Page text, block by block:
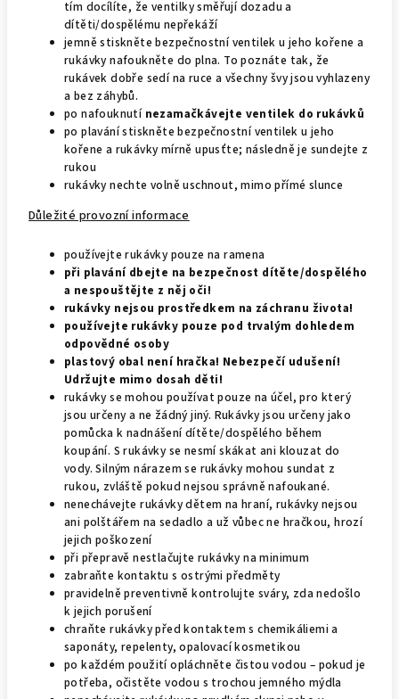
tím docílíte, že ventilky směřují dozadu a
dítěti/dospělému nepřekáží
jemně stiskněte bezpečnostní ventilek u jeho kořene a
rukávky nafoukněte do plna. To poznáte tak, že
rukávek dobře sedí na ruce a všechny švy jsou vyhlazeny
a bez záhybů.
po nafouknutínezamačkávejte ventilek do rukávků
po plavání stiskněte bezpečnostní ventilek u jeho
kořene a rukávky mírně upusťte; následně je sundejte z
rukou
rukávky nechte volně uschnout, mimo přímé slunce
Důležité provozní informace
používejte rukávky pouze na ramena
při plavání dbejte na bezpečnost dítěte/dospělého
a nespouštějte z něj oči!
rukávky nejsou prostředkem na záchranu života!
používejte rukávky pouze pod trvalým dohledem
odpovědné osoby
plastový obal není hračka! Nebezpečí udušení!
Udržujte mimo dosah děti!
rukávky se mohou používat pouze na účel, pro který
jsou určeny a ne žádný jiný. Rukávky jsou určeny jako
pomůcka k nadnášení dítěte/dospělého během
koupání. S rukávky se nesmí skákat ani klouzat do
vody. Silným nárazem se rukávky mohou sundat z
rukou, zvláště pokud nejsou správně nafoukané.
nenechávejte rukávky dětem na hraní, rukávky nejsou
ani polštářem na sedadlo a už vůbec ne hračkou, hrozí
jejich poškození
při přepravě nestlačujte rukávky na minimum
zabraňte kontaktu s ostrými předměty
pravidelně preventivně kontrolujte sváry, zda nedošlo
k jejich porušení
chraňte rukávky před kontaktem s chemikáliemi a
saponáty, repelenty, opalovací kosmetikou
po každém použití opláchněte čistou vodou – pokud je
potřeba, očistěte vodou s trochou jemného mýdla